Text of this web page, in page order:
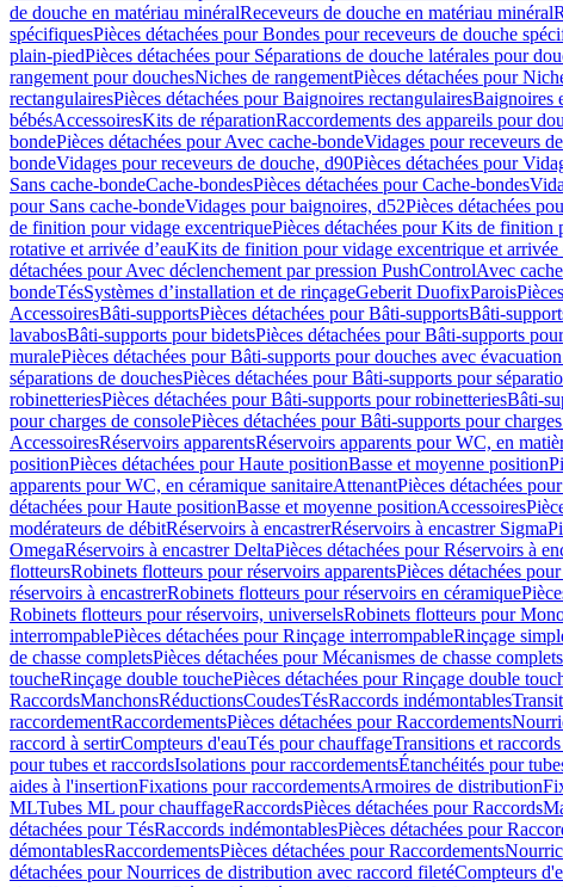
de douche en matériau minéralReceveurs de douche en matériau minéral
spécifiquesPièces détachées pour Bondes pour receveurs de douche
plain-piedPièces détachées pour Séparations de douche latérales pour
rangement pour douchesNiches de rangementPièces détachées pour
rectangulairesPièces détachées pour Baignoires rectangulairesBaignoires
bébésAccessoiresKits de réparationRaccordements des appareils pour
bondePièces détachées pour Avec cache-bondeVidages pour receveurs
bondeVidages pour receveurs de douche, d90Pièces détachées pour
Sans cache-bondeCache-bondesPièces détachées pour Cache-bondes
pour Sans cache-bondeVidages pour baignoires, d52Pièces détachées
de finition pour vidage excentriquePièces détachées pour Kits de finition
rotative et arrivée d’eauKits de finition pour vidage excentrique et arrivée
détachées pour Avec déclenchement par pression PushControlAvec
bondeTésSystèmes d’installation et de rinçageGeberit DuofixParois
AccessoiresBâti-supportsPièces détachées pour Bâti-supportsBâti-
lavabosBâti-supports pour bidetsPièces détachées pour Bâti-supports
muralePièces détachées pour Bâti-supports pour douches avec
séparations de douchesPièces détachées pour Bâti-supports pour
robinetteriesPièces détachées pour Bâti-supports pour robinetteriesBâti-
pour charges de consolePièces détachées pour Bâti-supports pour
AccessoiresRéservoirs apparentsRéservoirs apparents pour WC, en
positionPièces détachées pour Haute positionBasse et moyenne position
apparents pour WC, en céramique sanitaireAttenantPièces détachées
détachées pour Haute positionBasse et moyenne positionAccessoires
modérateurs de débitRéservoirs à encastrerRéservoirs à encastrer Sigma
OmegaRéservoirs à encastrer DeltaPièces détachées pour Réservoirs à
flotteursRobinets flotteurs pour réservoirs apparentsPièces détachées
réservoirs à encastrerRobinets flotteurs pour réservoirs en céramique
Robinets flotteurs pour réservoirs, universelsRobinets flotteurs pour
interrompablePièces détachées pour Rinçage interrompableRinçage
de chasse completsPièces détachées pour Mécanismes de chasse complets
toucheRinçage double touchePièces détachées pour Rinçage double
RaccordsManchonsRéductionsCoudesTésRaccords indémontables
raccordementRaccordementsPièces détachées pour Raccordements
raccord à sertirCompteurs d'eauTés pour chauffageTransitions et
pour tubes et raccordsIsolations pour raccordementsÉtanchéités pour
aides à l'insertionFixations pour raccordementsArmoires de distribution
MLTubes ML pour chauffageRaccordsPièces détachées pour Raccords
détachées pour TésRaccords indémontablesPièces détachées pour
démontablesRaccordementsPièces détachées pour Raccordements
détachées pour Nourrices de distribution avec raccord filetéCompteurs